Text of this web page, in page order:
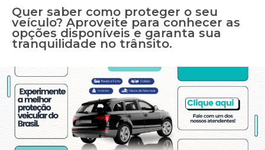
Quer saber como proteger o seu
veículo? Aproveite para conhecer as
opções disponíveis e garanta sua
tranquilidade no trânsito.